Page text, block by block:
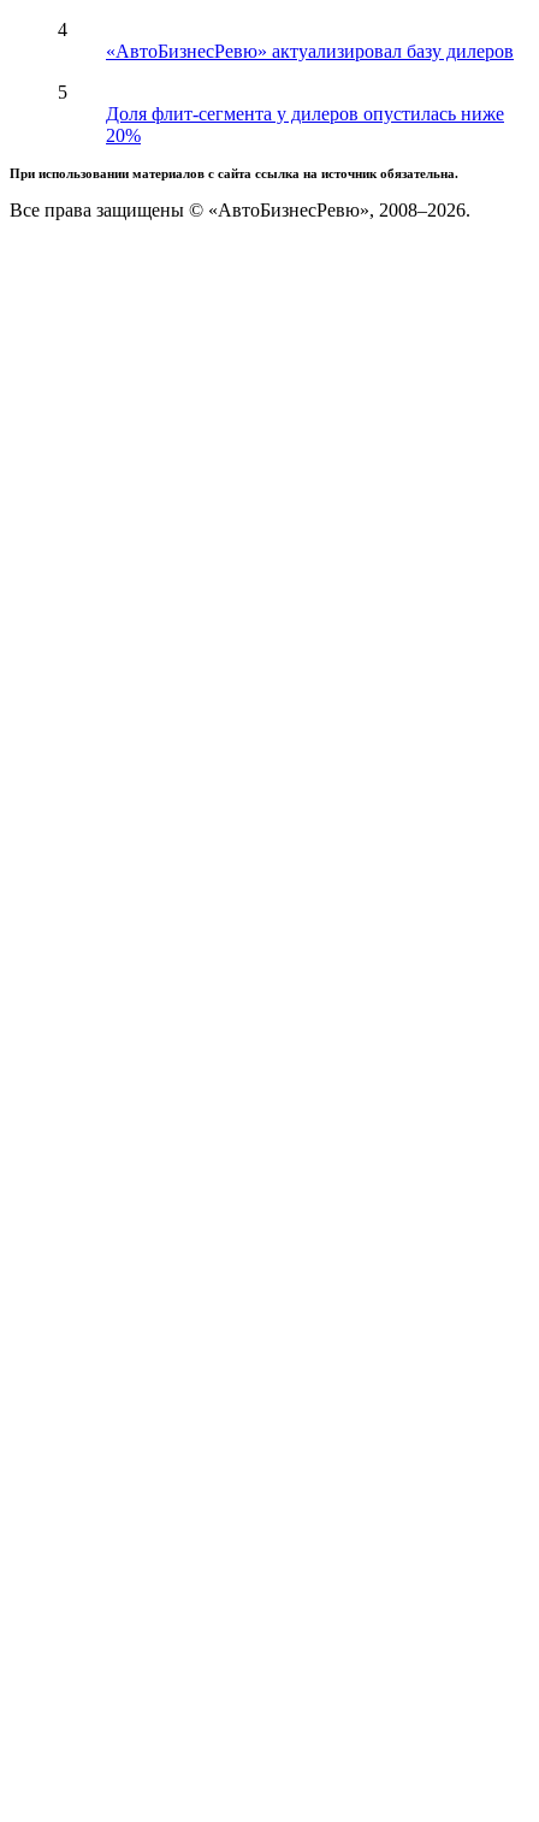
4
«АвтоБизнесРевю» актуализировал базу дилеров
5
Доля флит-сегмента у дилеров опустилась ниже
20%
При использовании материалов с сайта ссылка на источник обязательна.
Все права защищены © «АвтоБизнесРевю», 2008–2026.